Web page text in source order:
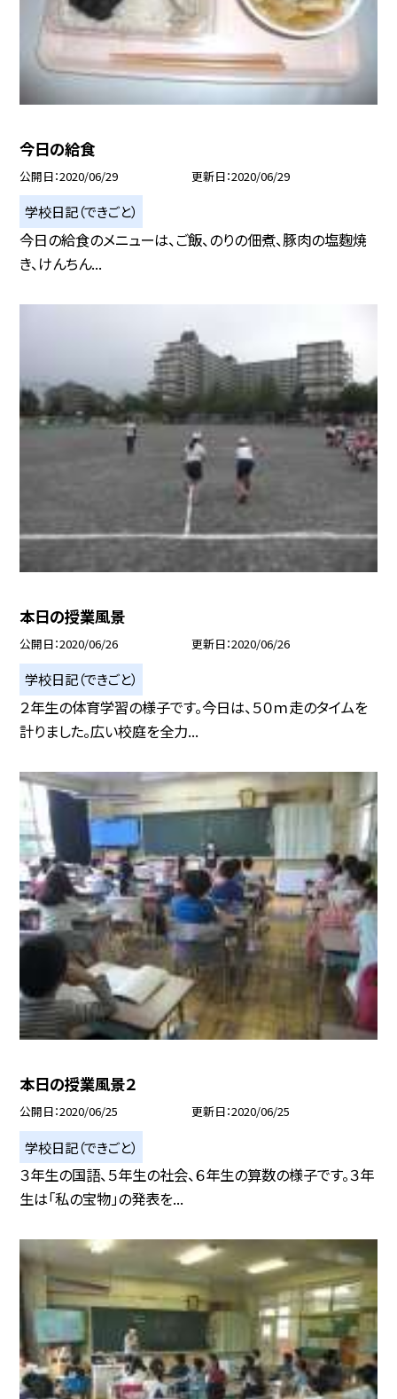
今日の給食
公開日 2020/06/29 更新日 2020/06/29
学校日記（できごと）
今日の給食のメニューは、ご飯、のりの佃煮、豚肉の塩麴焼
き、けんちん...
本日の授業風景
公開日 2020/06/26 更新日 2020/06/26
学校日記（できごと）
２年生の体育学習の様子です。今日は、５０ｍ走のタイムを
計りました。広い校庭を全力...
本日の授業風景２
公開日 2020/06/25 更新日 2020/06/25
学校日記（できごと）
３年生の国語、５年生の社会、６年生の算数の様子です。３年
生は「私の宝物」の発表を...